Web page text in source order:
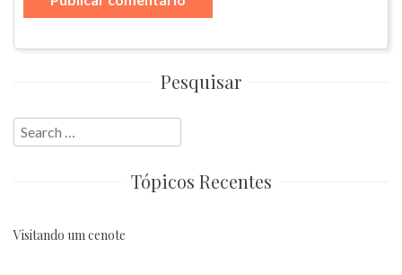
Pesquisar
Search
for:
Tópicos Recentes
Visitando um cenote